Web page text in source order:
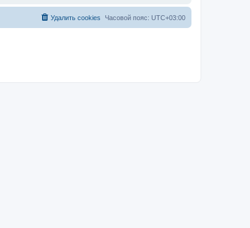
Часовой пояс: UTC+03:00
Удалить cookies